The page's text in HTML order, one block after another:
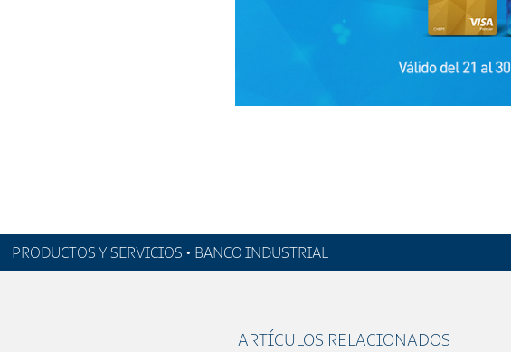
PRODUCTOS Y SERVICIOS • BANCO INDUSTRIAL
ARTÍCULOS RELACIONADOS